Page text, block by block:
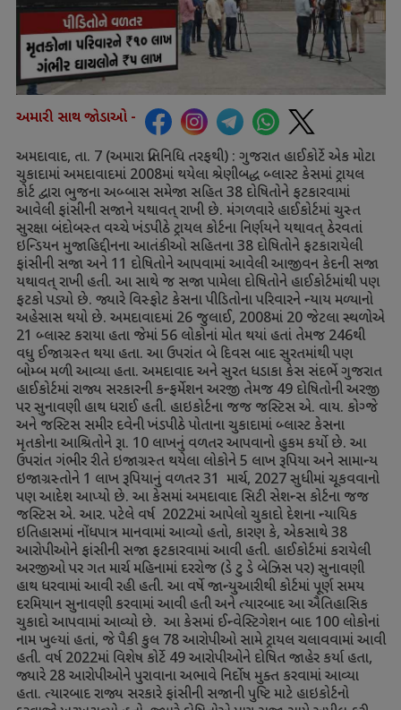
અમારી સાથ જોડાઓ -
અમદાવાદ, તા. 7 (અમારા પ્રતિનિધિ તરફથી) : ગુજરાત હાઈકોર્ટે એક મોટા
ચુકાદામાં અમદાવાદમાં 2008માં થયેલા શ્રેણીબદ્ધ બ્લાસ્ટ કેસમાં ટ્રાયલ
કોર્ટ દ્વારા ભુજના અબ્બાસ સમેજા સહિત38 દોષિતોને ફટકારવામાં
આવેલી ફાંસીની સજાને યથાવત્ રાખી છે. મંગળવારે હાઈકોર્ટમાં ચુસ્ત
સુરક્ષા બંદોબસ્ત વચ્ચે ખંડપીઠે ટ્રાયલ કોર્ટના નિર્ણયને યથાવત્ ઠેરવતાં
ઇન્ડિયન મુજાહિદ્દીનના આતંકીઓ સહિતના38 દોષિતોને ફટકારાયેલી
ફાંસીની સજા અને 11 દોષિતોને આપવામાં આવેલી આજીવન કેદની સજા
યથાવત્ રાખી હતી. આ સાથે જ સજા પામેલા દોષિતોને હાઈકોર્ટમાંથી પણ
ફટકો પડ્યો છે. જ્યારે વિસ્ફોટ કેસના પીડિતોના પરિવારને ન્યાય મળ્યાનો
અહેસાસ થયો છે. અમદાવાદમાં 26 જુલાઈ, 2008માં 20 જેટલા સ્થળોએ
21 બ્લાસ્ટ કરાયા હતા જેમાં56 લોકોનાં મોત થયાં હતાં તેમજ 246થી
વધુ ઈજાગ્રસ્ત થયા હતા. આ ઉપરાંત બે દિવસ બાદ સુરતમાંથી પણ
બોમ્બ મળી આવ્યા હતા. અમદાવાદ અને સુરત ધડાકા કેસ સંદર્ભે ગુજરાત
હાઈકોર્ટમાં રાજ્ય સરકારની કન્ફર્મેશન અરજી તેમજ 49 દોષિતોની અરજી
પર સુનાવણી હાથ ધરાઈ હતી. હાઇકોર્ટના જજ જસ્ટિસ એ. વાય. કોગ્જે
અને જસ્ટિસ સમીર દવેની ખંડપીઠે પોતાના ચુકાદામાં બ્લાસ્ટ કેસના
મૃતકોના આશ્રિતોને રૂા. 10 લાખનું વળતર આપવાનો હુકમ કર્યો છે. આ
ઉપરાંત ગંભીર રીતે ઇજાગ્રસ્ત થયેલા લોકોને5 લાખ રૂપિયા અને સામાન્ય
ઇજાગ્રસ્તોને 1 લાખ રૂપિયાનું વળતર31 માર્ચ, 2027સુધીમાં ચૂકવવાનો
પણ આદેશ આપ્યો છે. આ કેસમાં અમદાવાદ સિટી સેશન્સ કોર્ટના જજ
જસ્ટિસ એ. આર. પટેલે વર્ષ 2022માં આપેલો ચુકાદો દેશના ન્યાયિક
ઇતિહાસમાં નોંધપાત્ર માનવામાં આવ્યો હતો, કારણ કે, એકસાથે38
આરોપીઓને ફાંસીની સજા ફટકારવામાં આવી હતી. હાઈકોર્ટમાં કરાયેલી
અરજીઓ પર ગત માર્ચ મહિનામાં દરરોજ (ડે ટુ ડે બેઝિસ પર) સુનાવણી
હાથ ધરવામાં આવી રહી હતી. આ વર્ષે જાન્યુઆરીથી કોર્ટમાં પૂર્ણ સમય
દરમિયાન સુનાવણી કરવામાં આવી હતી અને ત્યારબાદ આ ઐતિહાસિક
ચુકાદો આપવામાં આવ્યો છે. આ કેસમાં ઈન્વેસ્ટિગેશન બાદ 100 લોકોનાં
નામ ખુલ્યાં હતાં, જે પૈકી કુલ 78આરોપીઓ સામે ટ્રાયલ ચલાવવામાં આવી
હતી. વર્ષ 2022માં વિશેષ કોર્ટે 49આરોપીઓને દોષિત જાહેર કર્યા હતા,
જ્યારે 28આરોપીઓને પુરાવાના અભાવે નિર્દોષ મુક્ત કરવામાં આવ્યા
હતા. ત્યારબાદ રાજ્ય સરકારે ફાંસીની સજાની પુષ્ટિ માટે હાઇકોર્ટનો